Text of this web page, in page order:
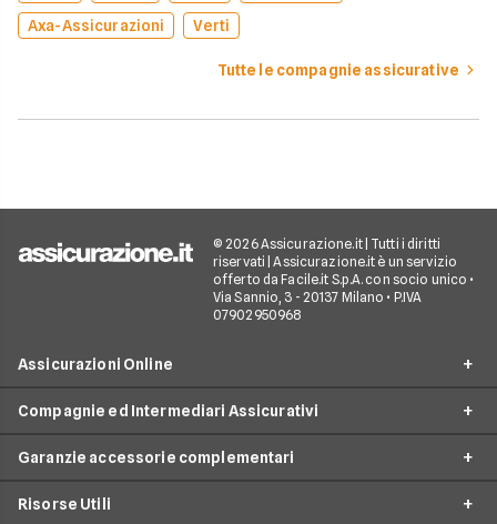
Axa-Assicurazioni
Verti
Tutte le compagnie assicurative
© 2026 Assicurazione.it | Tutti i diritti
riservati | Assicurazione.it è un servizio
offerto da Facile.it S.p.A. con socio unico •
Via Sannio, 3 - 20137 Milano • P.IVA
07902950968
Assicurazioni Online
RC Auto
RC Moto
Assicurazione Ciclomotore
Compagnie ed Intermediari Assicurativi
Allianz Direct
Garanzie accessorie complementari
Risorse Utili